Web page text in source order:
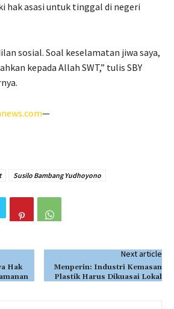
hak asasi untuk tinggal di negeri
sosial. Soal keselamatan jiwa saya,
kepada Allah SWT,” tulis SBY
—
Susilo Bambang Yudhoyono
Hak
Next article
Menperin: Industri Kemasan
Plastik Harus Dikuasai Lokal